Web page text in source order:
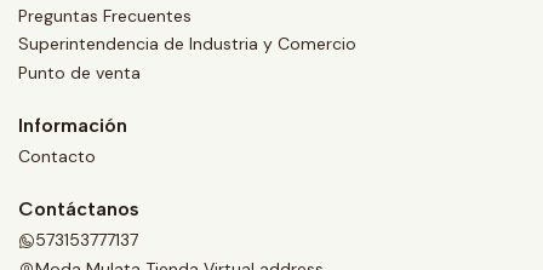
Preguntas Frecuentes
Superintendencia de Industria y Comercio
Punto de venta
Información
Contacto
Contáctanos
573153777137